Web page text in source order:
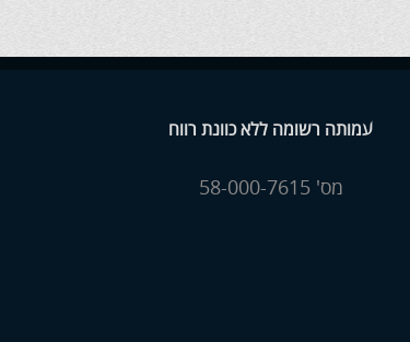
עמותה רשומה ללא כוונת רווח
מס' 58-000-7615